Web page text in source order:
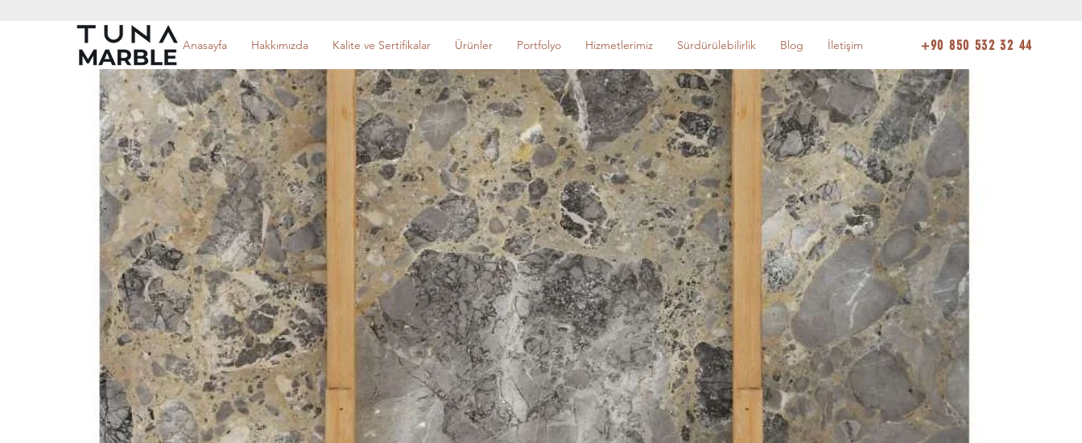
+90 850 532 32 44
Anasayfa Hakkımızda Kalite ve Sertifikalar Ürünler Portfolyo Hizmetlerimiz Sürdürülebilirlik Blog İletişim